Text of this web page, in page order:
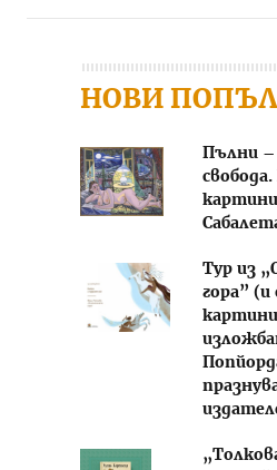
НОВИ
Пълни –
Тур из
гора”